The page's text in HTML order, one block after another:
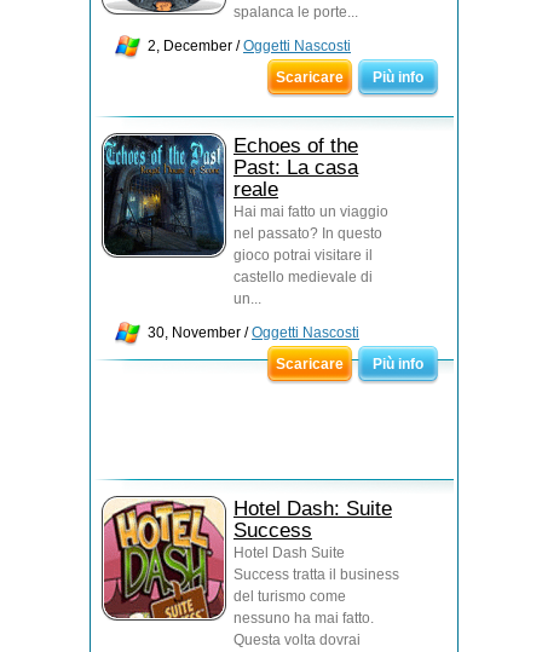
spalanca le porte...
2, December /Oggetti Nascosti
Scaricare
Più info
Echoes of the
Past: La casa
reale
Hai mai fatto un viaggio
nel passato? In questo
gioco potrai visitare il
castello medievale di
un...
30, November /Oggetti Nascosti
Scaricare
Più info
Hotel Dash: Suite
Success
Hotel Dash Suite
Success tratta il business
del turismo come
nessuno ha mai fatto.
Questa volta dovrai